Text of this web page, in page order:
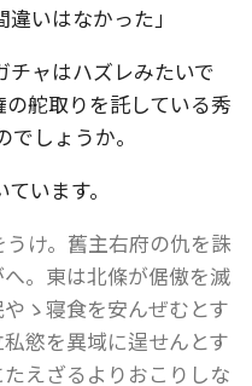
いはなかった」
チャはハズレみたいで
舵取りを託している秀
しょうか。
います。
け。舊主右府の仇を誅
。東は北條が倨傲を滅
ゝ寝食を安んぜむとす
慾を異域に逞せんとす
えざるよりおこりしな